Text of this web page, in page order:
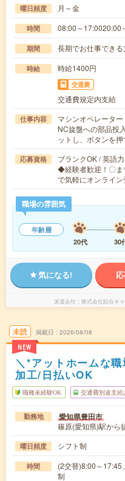
曜日頻度 月～金
時間 08:00～17:0020:00
期間 長期でお仕事できる
時給 時給1400円
交通費
交通費規定内支給
仕事内容
マシンオペレーター
NC旋盤への部品投
ットし、ボタンを
応募資格
ブランクOK / 英語
◆経験者歓迎！〇ま
で気軽にオンライ
職場の雰囲気
年齢層
20代
30
気になる!
派遣会社 株式会社綜合キ
未読
NEW
掲載日 2026/08/08
＼*アットホームな
加工/日払いOK
職種未経験OK 交通費別途支給
勤務地 愛知県豊田市
篠原(愛知県)駅から
曜日頻度 シフト制
時間
(2交替)8:00～
制